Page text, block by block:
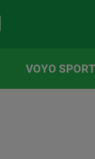
VOYO